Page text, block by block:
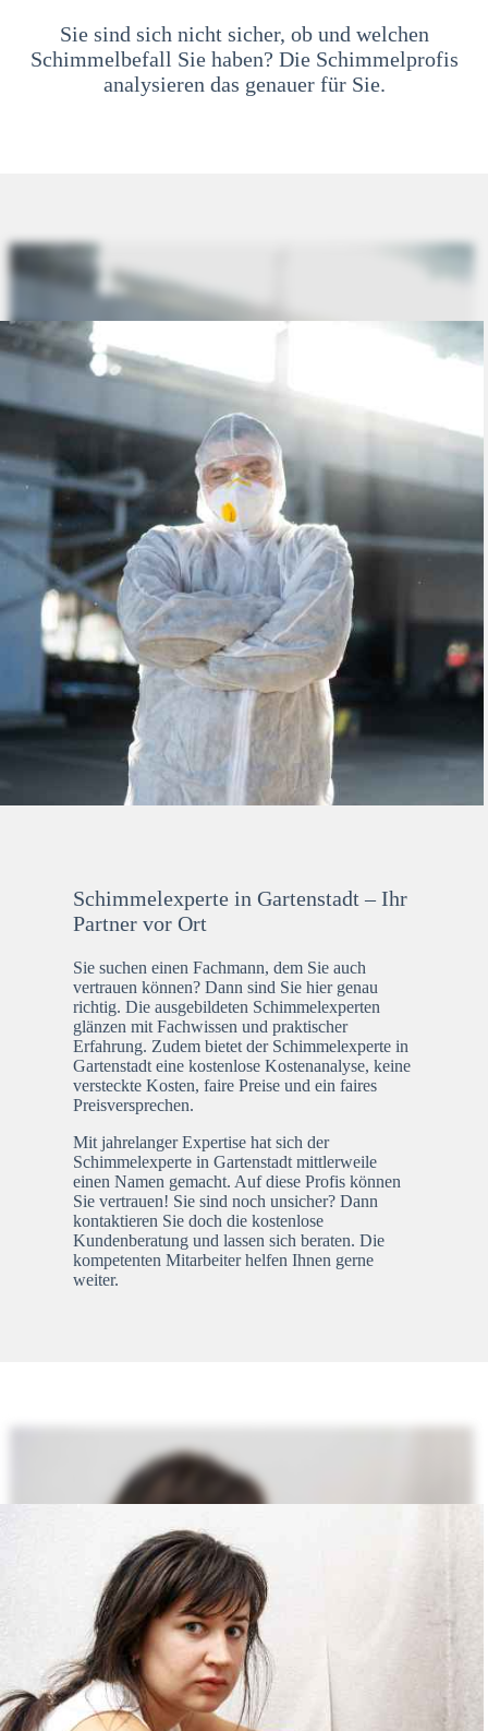
Sie sind sich nicht sicher, ob und welchen
Schimmelbefall Sie haben? Die Schimmelprofis
analysieren das genauer für Sie.
Schimmelexperte in Gartenstadt – Ihr
Partner vor Ort
Sie suchen einen Fachmann, dem Sie auch
vertrauen können? Dann sind Sie hier genau
richtig. Die ausgebildeten Schimmelexperten
glänzen mit Fachwissen und praktischer
Erfahrung. Zudem bietet der Schimmelexperte in
Gartenstadt eine kostenlose Kostenanalyse, keine
versteckte Kosten, faire Preise und ein faires
Preisversprechen.
Mit jahrelanger Expertise hat sich der
Schimmelexperte in Gartenstadt mittlerweile
einen Namen gemacht. Auf diese Profis können
Sie vertrauen! Sie sind noch unsicher? Dann
kontaktieren Sie doch die kostenlose
Kundenberatung und lassen sich beraten. Die
kompetenten Mitarbeiter helfen Ihnen gerne
weiter.